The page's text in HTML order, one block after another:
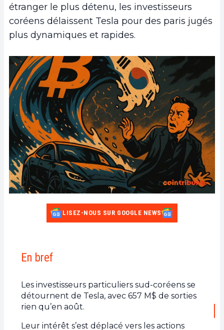
étranger le plus détenu, les investisseurs
coréens délaissent Tesla pour des paris jugés
plus dynamiques et rapides.
LISEZ-NOUS SUR GOOGLE NEWS
En bref
Les investisseurs particuliers sud-coréens se
détournent de Tesla, avec 657 M$ de sorties
rien qu’en août.
Leur intérêt s’est déplacé vers les actions